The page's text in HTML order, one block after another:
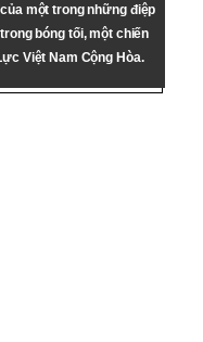
một trong những điệp
bóng tối, một chiến
Việt Nam Cộng Hòa.